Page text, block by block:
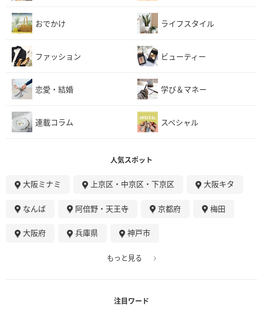
おでかけ ライフスタイル
ファッション ビューティー
恋愛・結婚 学び＆マネー
連載コラム スペシャル
人気スポット
大阪ミナミ 上京区・中京区・下京区 大阪キタ
なんば 阿倍野・天王寺 京都府 梅田
大阪府 兵庫県 神戸市
もっと見る
注目ワード